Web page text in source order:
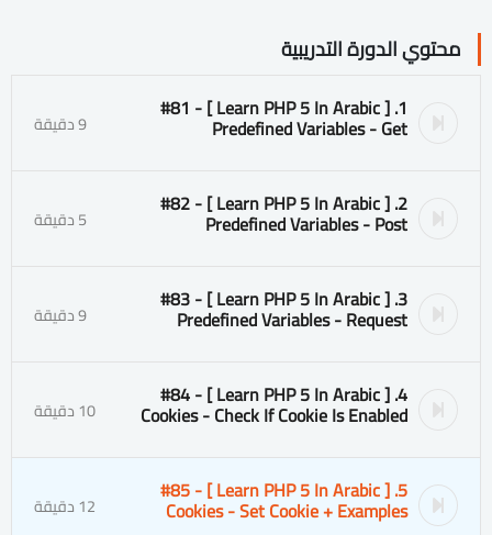
محتوي الدورة التدريبية
1. [ Learn PHP 5 In Arabic ] #81 -
Predefined Variables - Get 9 دقيقة
2. [ Learn PHP 5 In Arabic ] #82 -
Predefined Variables - Post 5 دقيقة
3. [ Learn PHP 5 In Arabic ] #83 -
Predefined Variables - Request 9 دقيقة
4. [ Learn PHP 5 In Arabic ] #84 -
Cookies - Check If Cookie Is Enabled 10 دقيقة
5. [ Learn PHP 5 In Arabic ] #85 -
Cookies - Set Cookie + Examples 12 دقيقة